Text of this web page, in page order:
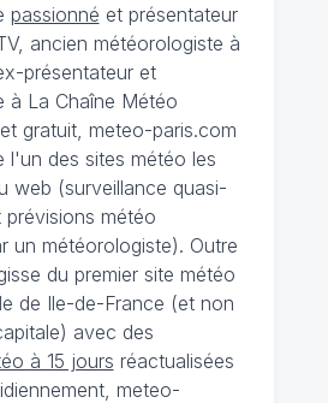
passionné et présentateur
ancien météorologiste à
présentateur et
à La Chaîne Météo
gratuit, meteo-paris.com
l'un des sites météo les
web (surveillance quasi-
météo
un météorologiste). Outre
du premier site météo
de Ile-de-France (et non
avec des
à 15 jours réactualisées
meteo-